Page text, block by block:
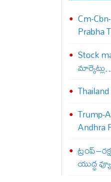
Cm-
Prabha
Stock
Trump-
Andhra
యుద్ధ